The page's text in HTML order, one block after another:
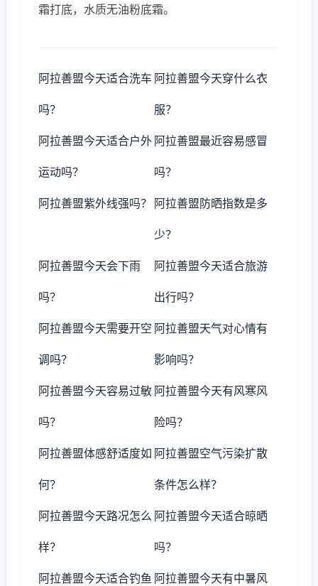
霜打底，水质无油粉底霜。
阿拉善盟今天适合洗车
吗？
阿拉善盟今天穿什么衣
服？
阿拉善盟今天适合户外
运动吗？
阿拉善盟最近容易感冒
吗？
阿拉善盟紫外线强吗？ 阿拉善盟防晒指数是多
少？
阿拉善盟今天会下雨
吗？
阿拉善盟今天适合旅游
出行吗？
阿拉善盟今天需要开空
调吗？
阿拉善盟天气对心情有
影响吗？
阿拉善盟今天容易过敏
吗？
阿拉善盟今天有风寒风
险吗？
阿拉善盟体感舒适度如
何？
阿拉善盟空气污染扩散
条件怎么样？
阿拉善盟今天路况怎么
样？
阿拉善盟今天适合晾晒
吗？
阿拉善盟今天适合钓鱼 阿拉善盟今天有中暑风